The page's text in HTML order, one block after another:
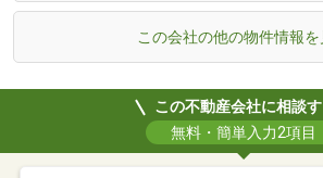
この会社の他の物件情報を
この不動産会社に相談
無料・簡単入力2項目